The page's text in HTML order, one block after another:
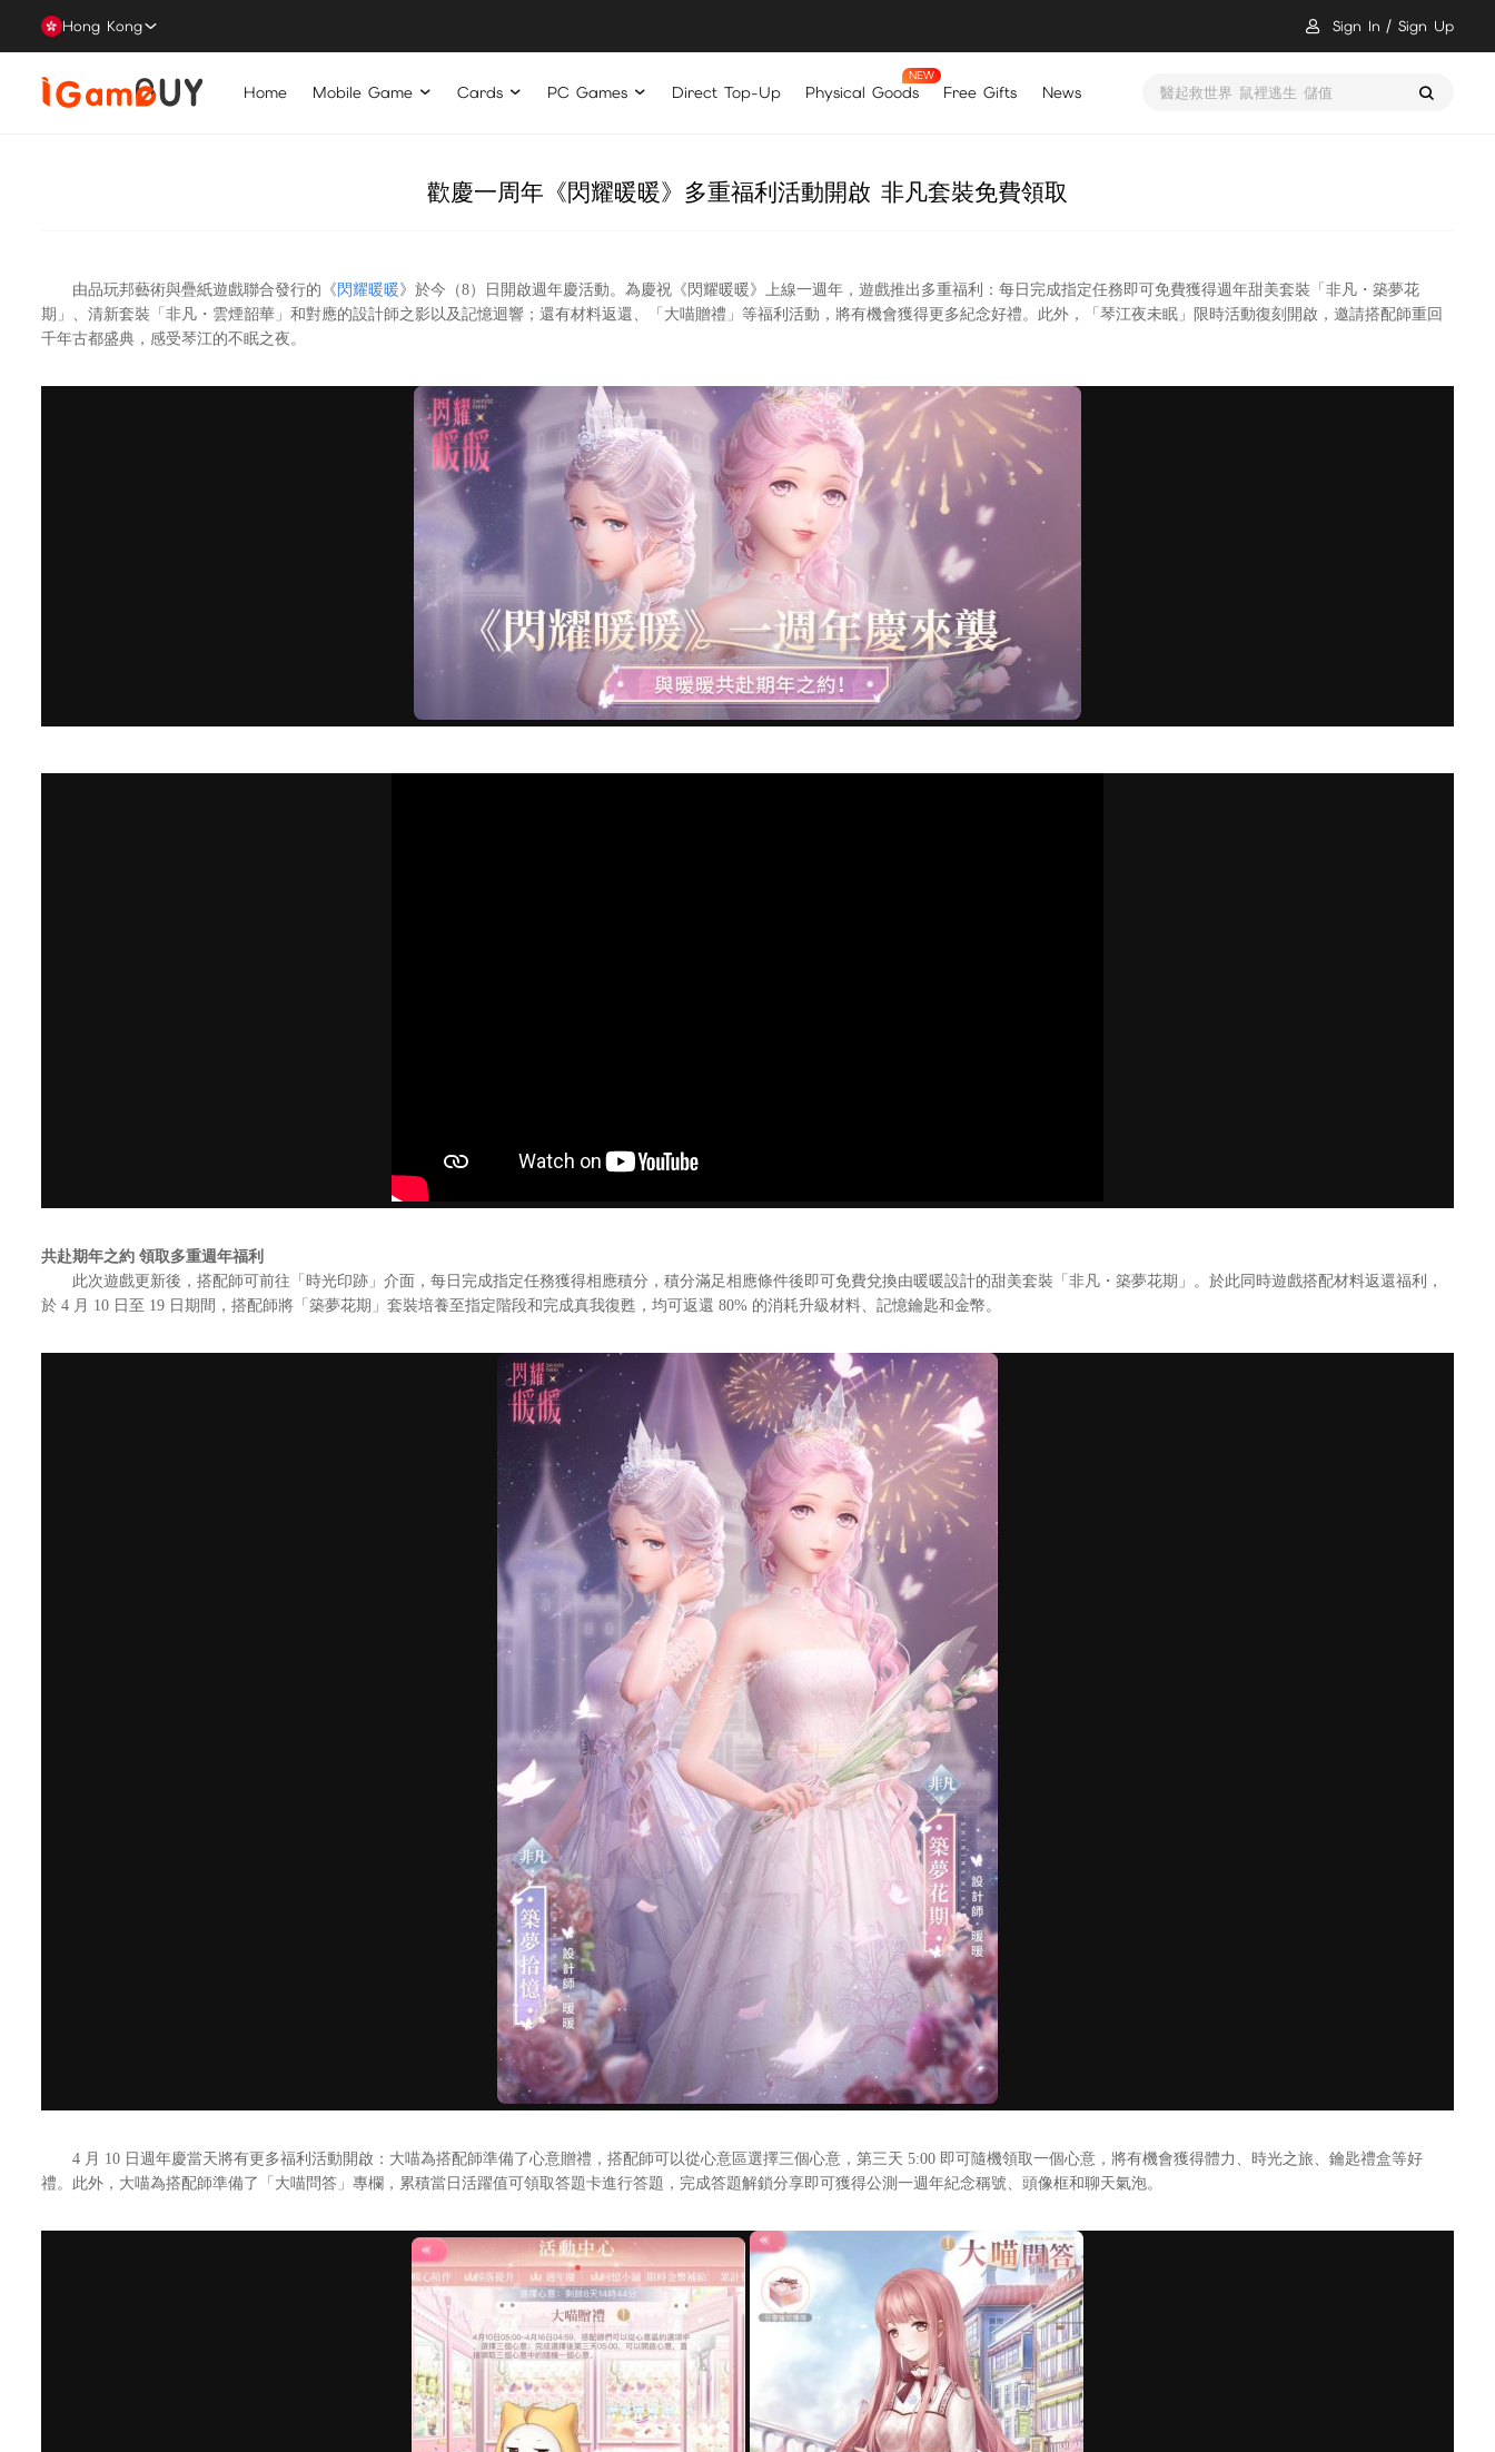
Hong Kong Sign In Sign Up
Home Mobile Game Cards PC Games Direct Top-Up Physical Goods Free Gifts News Kingshot Top Up
歡慶一周年《閃耀暖暖》多重福利活動開啟 非凡套裝免費領取
由品玩邦藝術與疊紙遊戲聯合發行的《 閃耀暖暖》於今（8）日開啟週年慶活動。為慶祝《閃耀暖暖》上線一週年，遊戲推出多重福利：每日完成指定任務即可免費獲得週年甜美套裝「非凡・築夢花
期」、清新套裝「非凡・雲煙韶華」和對應的設計師之影以及記憶迴響；還有材料返還、「大喵贈禮」等福利活動，將有機會獲得更多紀念好禮。此外，「琴江夜未眠」限時活動復刻開啟，邀請搭配師重回
千年古都盛典，感受琴江的不眠之夜。
共赴期年之約 領取多重週年福利
此次遊戲更新後，搭配師可前往「時光印跡」介面，每日完成指定任務獲得相應積分，積分滿足相應條件後即可免費兌換由暖暖設計的甜美套裝「非凡・築夢花期」。於此同時遊戲搭配材料返還福利，
於 4 月 10 日至 19 日期間，搭配師將「築夢花期」套裝培養至指定階段和完成真我復甦，均可返還 80% 的消耗升級材料、記憶鑰匙和金幣。
4 月 10 日週年慶當天將有更多福利活動開啟：大喵為搭配師準備了心意贈禮，搭配師可以從心意區選擇三個心意，第三天 5:00 即可隨機領取一個心意，將有機會獲得體力、時光之旅、鑰匙禮盒等好
禮。此外，大喵為搭配師準備了「大喵問答」專欄，累積當日活躍值可領取答題卡進行答題，完成答題解鎖分享即可獲得公測一週年紀念稱號、頭像框和聊天氣泡。